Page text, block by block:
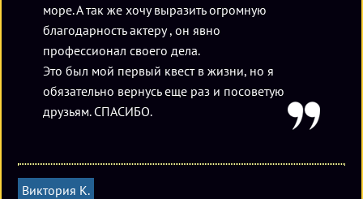
море. А так же хочу выразить огромную
благодарность актеру , он явно
профессионал своего дела.
Это был мой первый квест в жизни, но я
обязательно вернусь еще раз и посоветую
друзьям. СПАСИБО.
Виктория К.